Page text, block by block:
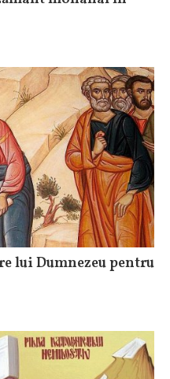
lui Dumnezeu pentru